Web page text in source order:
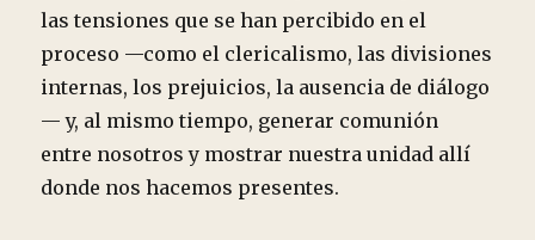
las tensiones que se han percibido en el
proceso —como el clericalismo, las divisiones
internas, los prejuicios, la ausencia de diálogo
— y, al mismo tiempo, generar comunión
entre nosotros y mostrar nuestra unidad allí
donde nos hacemos presentes.